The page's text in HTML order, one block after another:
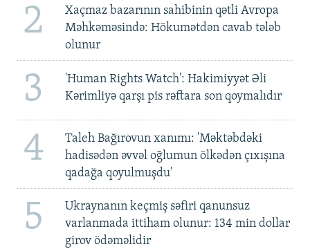
2
Xaçmaz bazarının sahibinin qətli Avropa
Məhkəməsində: Hökumətdən cavab tələb
olunur
3
'Human Rights Watch': Hakimiyyət Əli
Kərimliyə qarşı pis rəftara son qoymalıdır
4
Taleh Bağırovun xanımı: 'Məktəbdəki
hadisədən əvvəl oğlumun ölkədən çıxışına
qadağa qoyulmuşdu'
5
Ukraynanın keçmiş səfiri qanunsuz
varlanmada ittiham olunur: 134 min dollar
girov ödəməlidir